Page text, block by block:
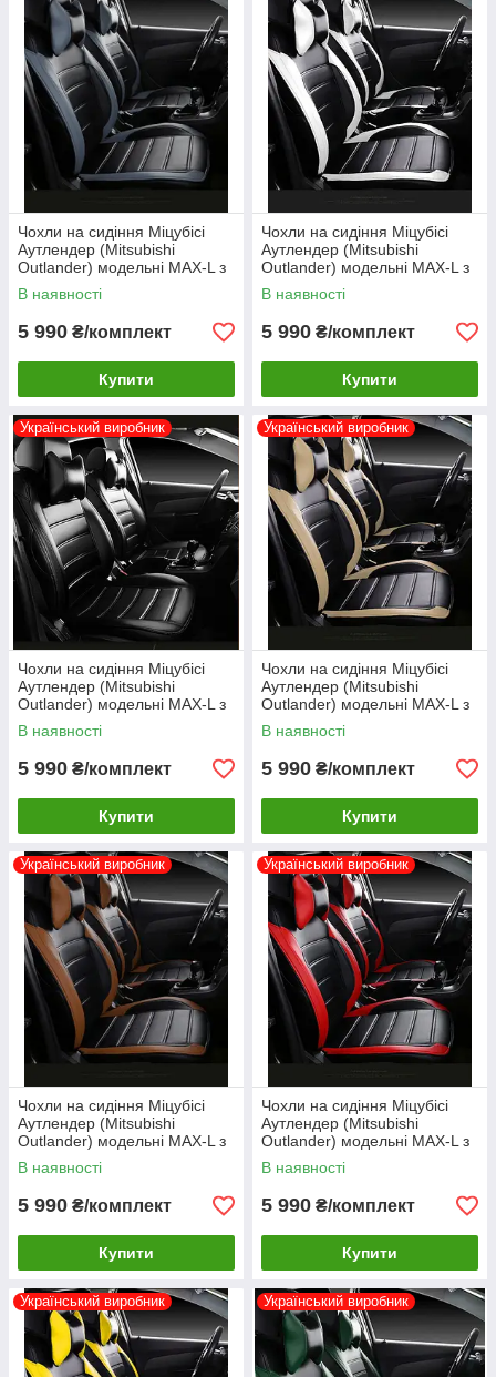
Чохли на сидіння Міцубісі
Аутлендер (Mitsubishi
Outlander) модельні MAX-L з
екошкіри Сірий
В наявності
5 990 ₴/комплект
Купити
Чохли на сидіння Міцубісі
Аутлендер (Mitsubishi
Outlander) модельні MAX-L з
екошкіри Білий
В наявності
5 990 ₴/комплект
Купити
Український виробник
Чохли на сидіння Міцубісі
Аутлендер (Mitsubishi
Outlander) модельні MAX-L з
екошкіри Чорний
В наявності
5 990 ₴/комплект
Купити
Український виробник
Чохли на сидіння Міцубісі
Аутлендер (Mitsubishi
Outlander) модельні MAX-L з
екошкіри Бежевий
В наявності
5 990 ₴/комплект
Купити
Український виробник
Чохли на сидіння Міцубісі
Аутлендер (Mitsubishi
Outlander) модельні MAX-L з
екошкіри Коричневий
В наявності
5 990 ₴/комплект
Купити
Український виробник
Чохли на сидіння Міцубісі
Аутлендер (Mitsubishi
Outlander) модельні MAX-L з
екошкіри Червоний
В наявності
5 990 ₴/комплект
Купити
Український виробник Український виробник